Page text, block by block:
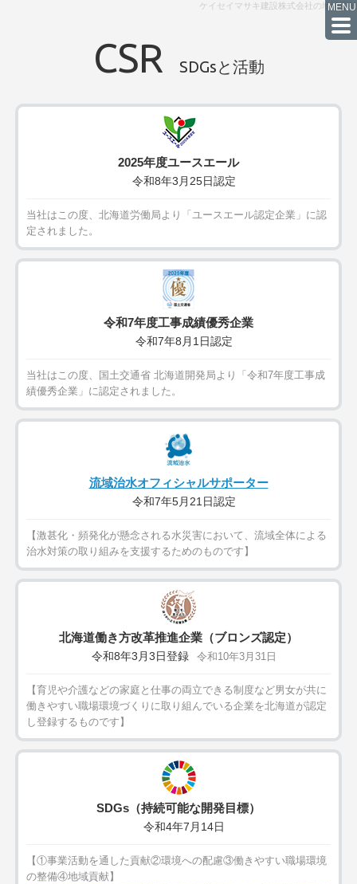
ケイセイマサキ建設株式会社の地域貢献
CSR SDGsと活動
2025年度ユースエール
令和8年3月25日認定
当社はこの度、北海道労働局より「ユースエール認定企業」に認
定されました。
令和7年度工事成績優秀企業
令和7年8月1日認定
当社はこの度、国土交通省 北海道開発局より「令和7年度工事成
績優秀企業」に認定されました。
流域治水オフィシャルサポーター
令和7年5月21日認定
【激甚化・頻発化が懸念される水災害において、流域全体による
治水対策の取り組みを支援するためのものです】
北海道働き方改革推進企業（ブロンズ認定）
令和8年3月3日登録 令和10年3月31日
【育児や介護などの家庭と仕事の両立できる制度など男女が共に
働きやすい職場環境づくりに取り組んでいる企業を北海道が認定
し登録するものです】
SDGs（持続可能な開発目標）
令和4年7月14日
【①事業活動を通した貢献②環境への配慮③働きやすい職場環境
の整備④地域貢献】